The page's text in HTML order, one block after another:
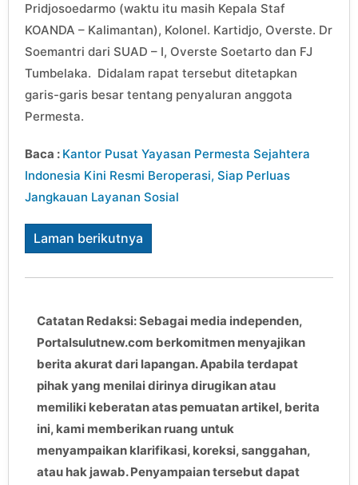
Pridjosoedarmo (waktu itu masih Kepala Staf
KOANDA – Kalimantan), Kolonel. Kartidjo, Overste. Dr
Soemantri dari SUAD – I, Overste Soetarto dan FJ
Tumbelaka. Didalam rapat tersebut ditetapkan
garis-garis besar tentang penyaluran anggota
Permesta.
Baca : Kantor Pusat Yayasan Permesta Sejahtera
Indonesia Kini Resmi Beroperasi, Siap Perluas
Jangkauan Layanan Sosial
Laman berikutnya
Catatan Redaksi: Sebagai media independen,
Portalsulutnew.com berkomitmen menyajikan
berita akurat dari lapangan. Apabila terdapat
pihak yang menilai dirinya dirugikan atau
memiliki keberatan atas pemuatan artikel, berita
ini, kami memberikan ruang untuk
menyampaikan klarifikasi, koreksi, sanggahan,
atau hak jawab. Penyampaian tersebut dapat